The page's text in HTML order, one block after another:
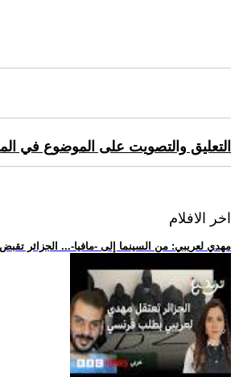
التعليق والتصويت على الموضوع في
اخر الافلام
.. مهدي لعريبي: من السينما إلى -مافيا-... الجزائر